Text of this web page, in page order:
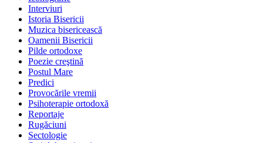
Interviuri
Istoria Bisericii
Muzica bisericească
Oamenii Bisericii
Pilde ortodoxe
Poezie creştină
Postul Mare
Predici
Provocările vremii
Psihoterapie ortodoxă
Reportaje
Rugăciuni
Sectologie